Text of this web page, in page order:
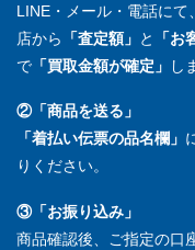
LINE・メール・電話に
店から
「査定額」 と 「お
で 「買取金額が確定」 し
②「商品を送る」
「着払い伝票の品名欄」
りください。
③「お振り込み」
商品確認後、ご指定の口